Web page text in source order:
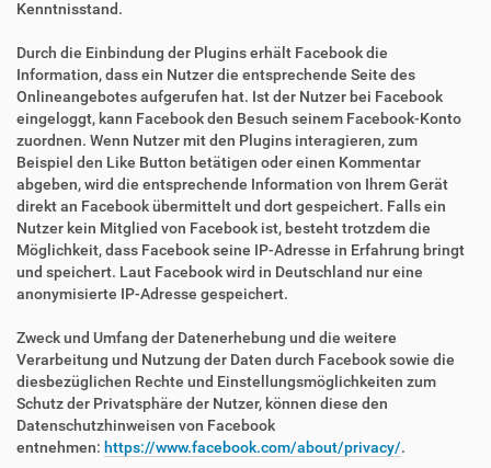
Kenntnisstand.
Durch die Einbindung der Plugins erhält Facebook die
Information, dass ein Nutzer die entsprechende Seite des
Onlineangebotes aufgerufen hat. Ist der Nutzer bei Facebook
eingeloggt, kann Facebook den Besuch seinem Facebook-Konto
zuordnen. Wenn Nutzer mit den Plugins interagieren, zum
Beispiel den Like Button betätigen oder einen Kommentar
abgeben, wird die entsprechende Information von Ihrem Gerät
direkt an Facebook übermittelt und dort gespeichert. Falls ein
Nutzer kein Mitglied von Facebook ist, besteht trotzdem die
Möglichkeit, dass Facebook seine IP-Adresse in Erfahrung bringt
und speichert. Laut Facebook wird in Deutschland nur eine
anonymisierte IP-Adresse gespeichert.
Zweck und Umfang der Datenerhebung und die weitere
Verarbeitung und Nutzung der Daten durch Facebook sowie die
diesbezüglichen Rechte und Einstellungsmöglichkeiten zum
Schutz der Privatsphäre der Nutzer, können diese den
Datenschutzhinweisen von Facebook
entnehmen: https://www.facebook.com/about/privacy/.